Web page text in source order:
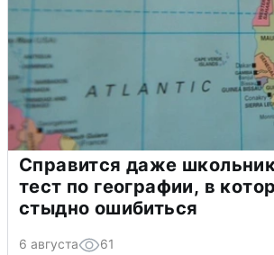
Справится даже
тест по географии, в
стыдно ошибиться
6 августа 61